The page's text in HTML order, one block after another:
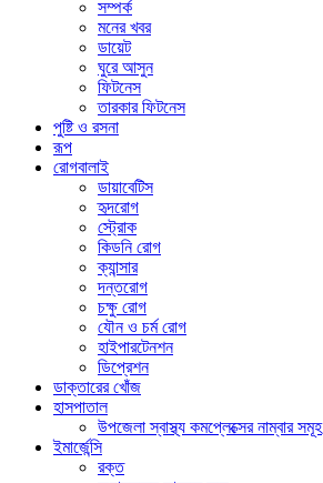
সম্পর্ক
মনের খবর
ডায়েট
ঘুরে আসুন
ফিটনেস
তারকার ফিটনেস
পুষ্টি ও রসনা
রূপ
রোগবালাই
ডায়াবেটিস
হৃদরোগ
স্ট্রোক
কিডনি রোগ
ক্যান্সার
দন্তরোগ
চক্ষু রোগ
যৌন ও চর্ম রোগ
হাইপারটেনশন
ডিপ্রেশন
ডাক্তারের খোঁজ
হাসপাতাল
উপজেলা স্বাস্থ্য কমপ্লেক্সের নাম্বার সমূহ
ইমার্জেন্সি
রক্ত